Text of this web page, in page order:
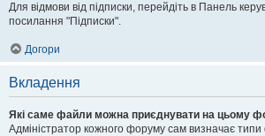
Для відмови від підписки, перейдіть в Панель
посилання "Підписки".
Догори
Вкладення
Які саме файли можна приєднувати на цьому
Адміністратор кожного форуму сам визначає